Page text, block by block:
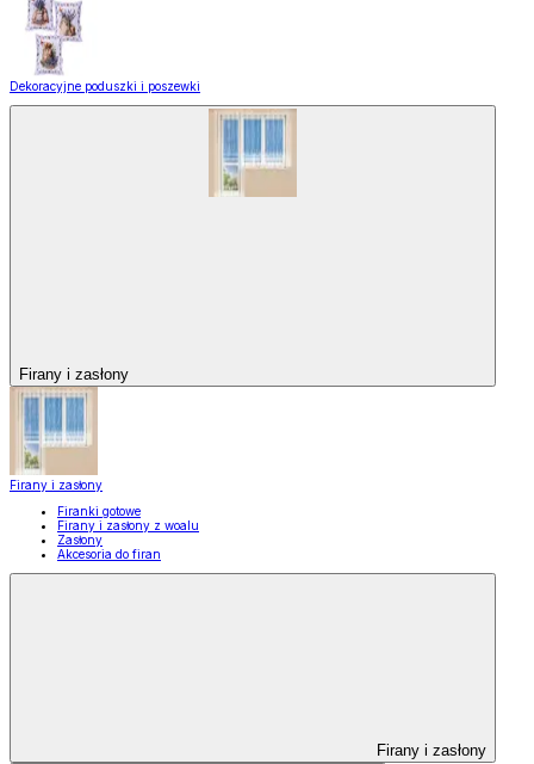
Dekoracyjne poduszki i poszewki
Firany i zasłony
Firany i zasłony
Firanki gotowe
Firany i zasłony z woalu
Zasłony
Akcesoria do firan
Firany i zasłony